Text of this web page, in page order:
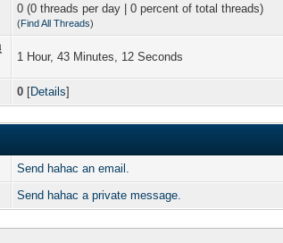
0 (0 threads per day | 0 percent of total threads)
(Find All Threads)
1 Hour, 43 Minutes, 12 Seconds
0 [Details]
Send hahac an email.
Send hahac a private message.